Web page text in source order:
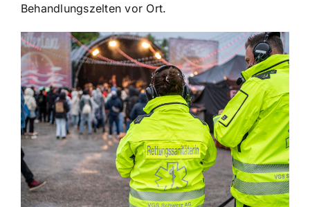
Behandlungszelten vor Ort.